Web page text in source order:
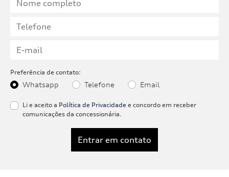
Preferência de contato:
Whatsapp Telefone Email
Li e aceito a Política de Privacidade e concordo em receber
comunicações da concessionária.
Entrar em contato